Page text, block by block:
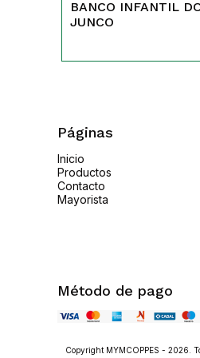
BANCO INFANTIL
JUNCO
Páginas
Inicio
Productos
Contacto
Mayorista
Método de pago
Copyright MYMCOPPES - 2026.